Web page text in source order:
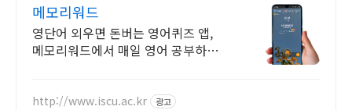
메모리워드
영단어 외우면 돈버는 영어퀴즈 앱,
메모리워드에서 매일 영어 공부하세
http://www.iscu.ac.kr 광고